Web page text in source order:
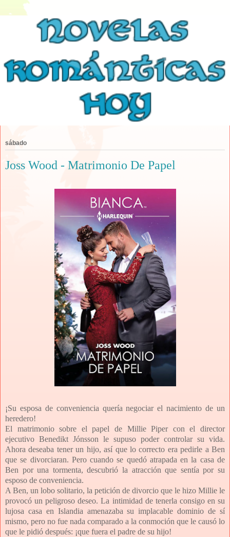
sábado
Joss Wood - Matrimonio De Papel
¡Su esposa de conveniencia quería negociar el nacimiento de un
heredero!
El matrimonio sobre el papel de Millie Piper con el director
ejecutivo Benedikt Jónsson le supuso poder controlar su vida.
Ahora deseaba tener un hijo, así que lo correcto era pedirle a Ben
que se divorciaran. Pero cuando se quedó atrapada en la casa de
Ben por una tormenta, descubrió la atracción que sentía por su
esposo de conveniencia.
A Ben, un lobo solitario, la petición de divorcio que le hizo Millie le
provocó un peligroso deseo. La intimidad de tenerla consigo en su
lujosa casa en Islandia amenazaba su implacable dominio de sí
mismo, pero no fue nada comparado a la conmoción que le causó lo
que le pidió después: ¡que fuera el padre de su hijo!